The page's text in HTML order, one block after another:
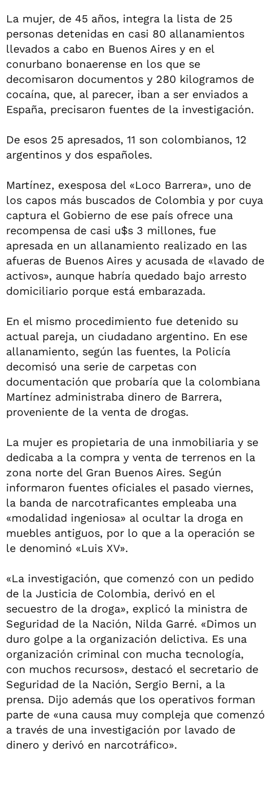
La mujer, de 45 años, integra la lista de 25
personas detenidas en casi 80 allanamientos
llevados a cabo en Buenos Aires y en el
conurbano bonaerense en los que se
decomisaron documentos y 280 kilogramos de
cocaína, que, al parecer, iban a ser enviados a
España, precisaron fuentes de la investigación.
De esos 25 apresados, 11 son colombianos, 12
argentinos y dos españoles.
Martínez, exesposa del «Loco Barrera», uno de
los capos más buscados de Colombia y por cuya
captura el Gobierno de ese país ofrece una
recompensa de casi u$s 3 millones, fue
apresada en un allanamiento realizado en las
afueras de Buenos Aires y acusada de «lavado de
activos», aunque habría quedado bajo arresto
domiciliario porque está embarazada.
En el mismo procedimiento fue detenido su
actual pareja, un ciudadano argentino. En ese
allanamiento, según las fuentes, la Policía
decomisó una serie de carpetas con
documentación que probaría que la colombiana
Martínez administraba dinero de Barrera,
proveniente de la venta de drogas.
La mujer es propietaria de una inmobiliaria y se
dedicaba a la compra y venta de terrenos en la
zona norte del Gran Buenos Aires. Según
informaron fuentes oficiales el pasado viernes,
la banda de narcotraficantes empleaba una
«modalidad ingeniosa» al ocultar la droga en
muebles antiguos, por lo que a la operación se
le denominó «Luis XV».
«La investigación, que comenzó con un pedido
de la Justicia de Colombia, derivó en el
secuestro de la droga», explicó la ministra de
Seguridad de la Nación, Nilda Garré. «Dimos un
duro golpe a la organización delictiva. Es una
organización criminal con mucha tecnología,
con muchos recursos», destacó el secretario de
Seguridad de la Nación, Sergio Berni, a la
prensa. Dijo además que los operativos forman
parte de «una causa muy compleja que comenzó
a través de una investigación por lavado de
dinero y derivó en narcotráfico».